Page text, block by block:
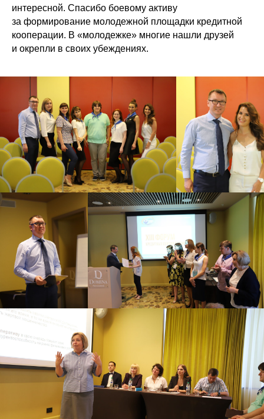
интересной. Спасибо боевому активу
за формирование молодежной площадки кредитной
кооперации. В «молодежке» многие нашли друзей
и окрепли в своих убеждениях.